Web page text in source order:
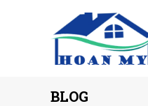
BLOG